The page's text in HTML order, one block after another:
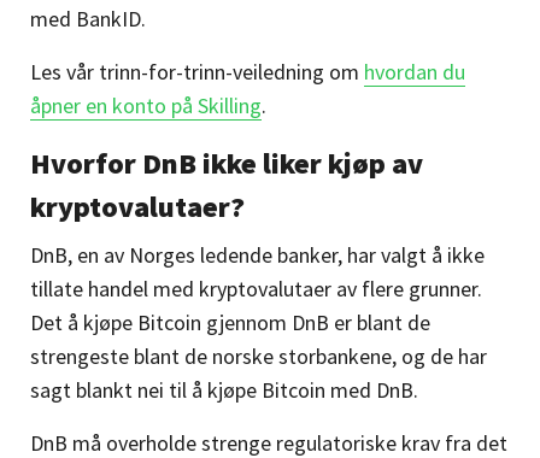
med BankID.
Les vår trinn-for-trinn-veiledning om hvordan du
åpner en konto på Skilling.
Hvorfor DnB ikke liker kjøp av
kryptovalutaer?
DnB, en av Norges ledende banker, har valgt å ikke
tillate handel med kryptovalutaer av flere grunner.
Det å kjøpe Bitcoin gjennom DnB er blant de
strengeste blant de norske storbankene, og de har
sagt blankt nei til å kjøpe Bitcoin med DnB.
DnB må overholde strenge regulatoriske krav fra det